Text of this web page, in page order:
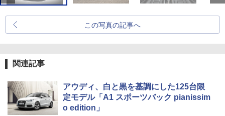
この写真の記事へ
関連記事
アウディ、白と黒を基調にした125台限
定モデル「A1 スポーツバック pianissim
o edition」